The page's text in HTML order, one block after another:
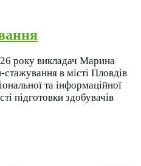
року викладач Марина
в місті Пловдів
та інформаційної
підготовки здобувачів